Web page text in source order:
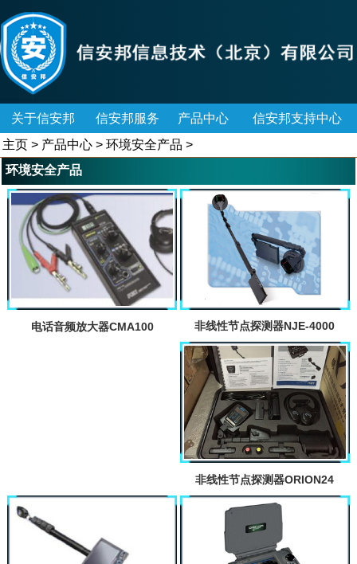
关于信安邦 信安邦服务 产品中心
信安邦支持中心
主页 > 产品中心 > 环境安全产品 >
环境安全产品
电话音频放大器CMA100 非线性节点探测器NJE-4000
非线性节点探测器ORION24